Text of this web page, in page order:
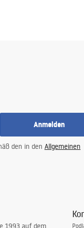
Anmelden
den in den Allgemeinen
1993 auf dem